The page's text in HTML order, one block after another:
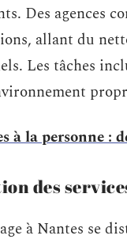
Des agences
allant du
Les tâches
à la personne :
des
à Nantes se